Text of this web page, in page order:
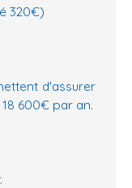
320€)
d'assurer
600€ par an.